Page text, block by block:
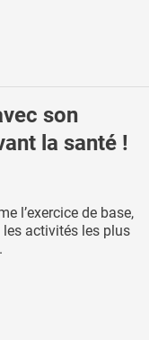
son
la santé !
l’exercice de base,
activités les plus